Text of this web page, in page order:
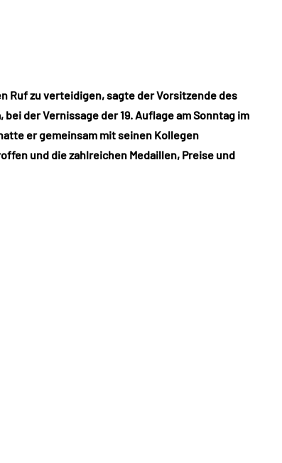
Ruf zu verteidigen, sagte der Vorsitzende des
der Vernissage der 19. Auflage am Sonntag im
er gemeinsam mit seinen Kollegen
und die zahlreichen Medaillen, Preise und